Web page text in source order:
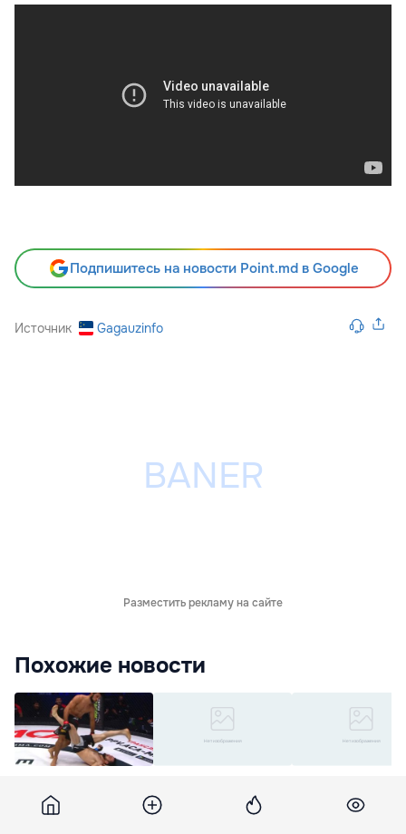
Подпишитесь на новости Point.md в Google
Источник Gagauzinfo
Разместить рекламу на сайте
Похожие новости
нокаутировал
соперника из
Нурмагомедова
лучшим в мире и
бережливым
миллионером и